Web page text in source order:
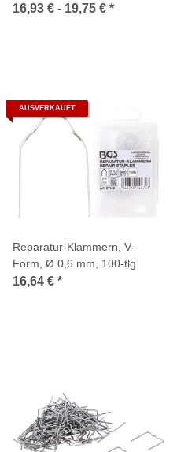
16,93 € - 19,75 € *
AUSVERKAUFT
Reparatur-Klammern, V-
Form, Ø 0,6 mm, 100-tlg.
16,64 € *